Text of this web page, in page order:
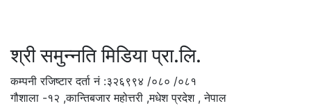
श्री समुन्नति मिडिया प्रा.लि.
कम्पनी रजिष्टार दर्ता नं :३२६९९४ /०८० /०८१
गौशाला -१२ ,कान्तिबजार महोत्तरी ,मधेश प्रदेश , नेपाल